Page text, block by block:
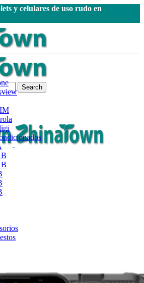
y celulares de uso rudo en
Search